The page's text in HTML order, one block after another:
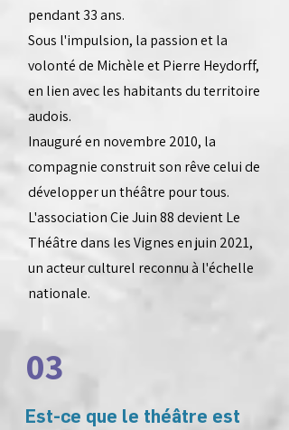
pendant 33 ans.
Sous l'impulsion, la passion et la
volonté de Michèle et Pierre Heydorff,
en lien avec les habitants du territoire
audois.
Inauguré en novembre 2010, la
compagnie construit son rêve celui de
développer un théâtre pour tous.
L'association Cie Juin 88 devient Le
Théâtre dans les Vignes en juin 2021,
un acteur culturel reconnu à l'échelle
nationale.
03
Est-ce que le théâtre est